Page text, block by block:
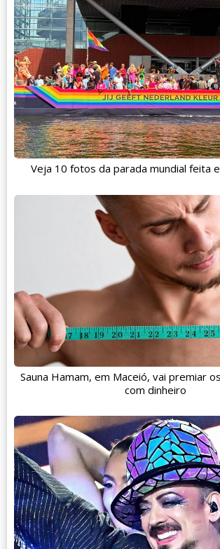
Veja 10 fotos da parada mundial feita
Sauna Hamam, em Maceió, vai premiar
com dinheiro